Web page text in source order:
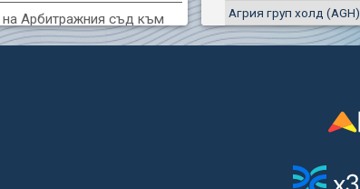
1 0100EUR
1 9753BGN
на Арбитражния съд към
борса
регистрация и търговия
книжа
подаване на вътрешни
Агрия груп холд (AGH)